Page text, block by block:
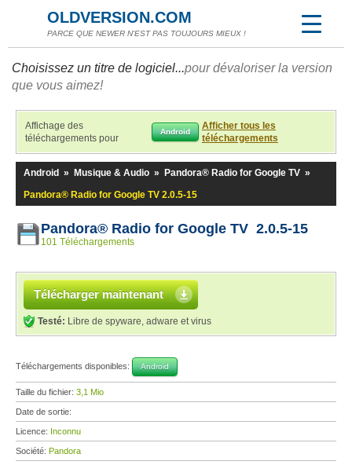
OLDVERSION.COM
PARCE QUE NEWER N'EST PAS TOUJOURS MIEUX !
Choisissez un titre de logiciel...pour dévaloriser la version
que vous aimez!
Affichage des
téléchargements pour
Android
Afficher tous les
téléchargements
Android » Musique & Audio » Pandora® Radio for Google TV »
Pandora® Radio for Google TV 2.0.5-15
Pandora® Radio for Google TV 2.0.5-15
101 Téléchargements
Télécharger maintenant
Testé: Libre de spyware, adware et virus
Téléchargements disponibles: Android
Taille du fichier: 3,1 Mio
Date de sortie:
Licence: Inconnu
Société: Pandora